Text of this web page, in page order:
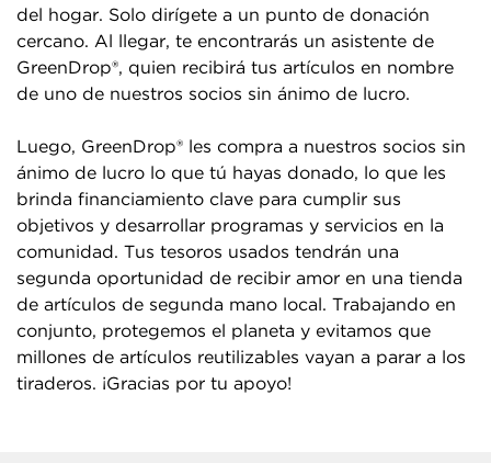
del hogar. Solo dirígete a un punto de donación
cercano. Al llegar, te encontrarás un asistente de
GreenDrop®, quien recibirá tus artículos en nombre
de uno de nuestros socios sin ánimo de lucro.
Luego, GreenDrop® les compra a nuestros socios sin
ánimo de lucro lo que tú hayas donado, lo que les
brinda financiamiento clave para cumplir sus
objetivos y desarrollar programas y servicios en la
comunidad. Tus tesoros usados tendrán una
segunda oportunidad de recibir amor en una tienda
de artículos de segunda mano local. Trabajando en
conjunto, protegemos el planeta y evitamos que
millones de artículos reutilizables vayan a parar a los
tiraderos. ¡Gracias por tu apoyo!